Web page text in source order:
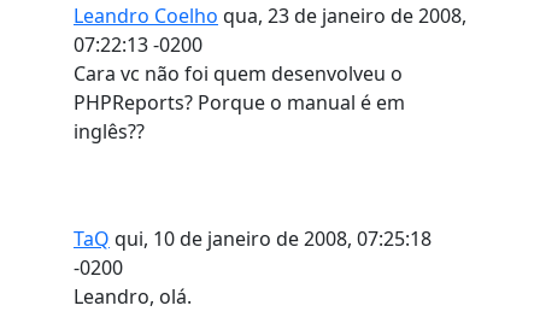
Leandro Coelho qua, 23 de janeiro de 2008,
07:22:13 -0200
Cara vc não foi quem desenvolveu o
PHPReports? Porque o manual é em
inglês??
TaQ qui, 10 de janeiro de 2008, 07:25:18
-0200
Leandro, olá.